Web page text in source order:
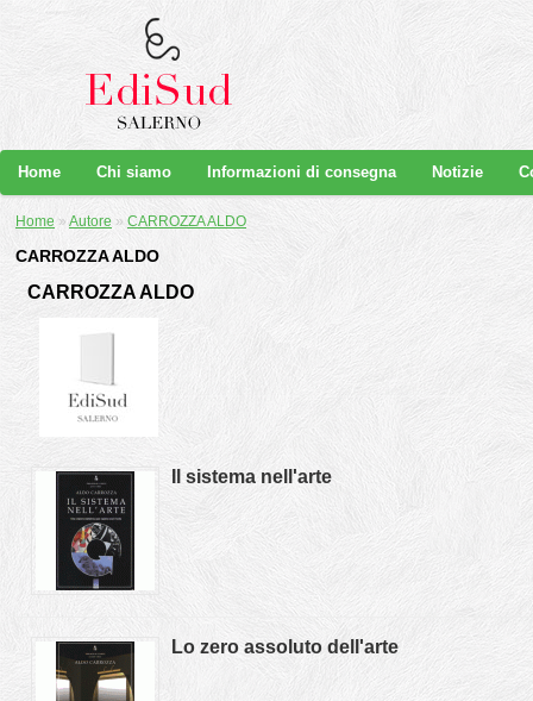
Home Chi siamo Informazioni di consegna Notizie
Home » Autore » CARROZZA ALDO
CARROZZA ALDO
CARROZZA ALDO
Il sistema nell'arte
Lo zero assoluto dell'arte